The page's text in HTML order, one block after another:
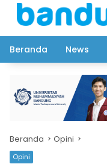
Langsung
Beranda
News
Beranda Opini
Opini